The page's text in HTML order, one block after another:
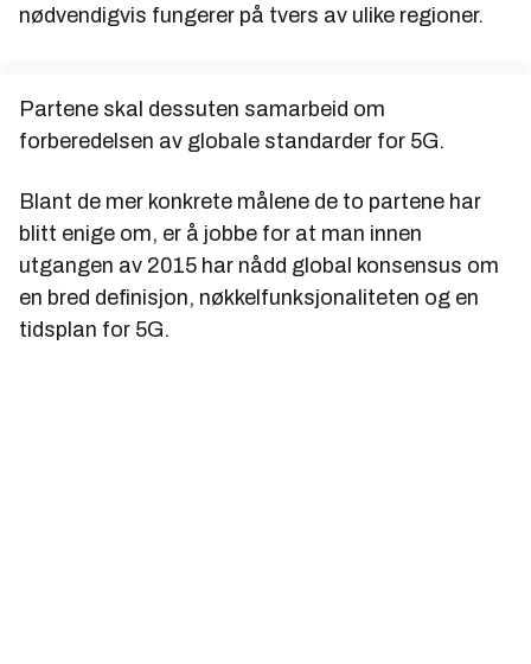
nødvendigvis fungerer på tvers av ulike regioner.
Partene skal dessuten samarbeid om
forberedelsen av globale standarder for 5G.
Blant de mer konkrete målene de to partene har
blitt enige om, er å jobbe for at man innen
utgangen av 2015 har nådd global konsensus om
en bred definisjon, nøkkelfunksjonaliteten og en
tidsplan for 5G.